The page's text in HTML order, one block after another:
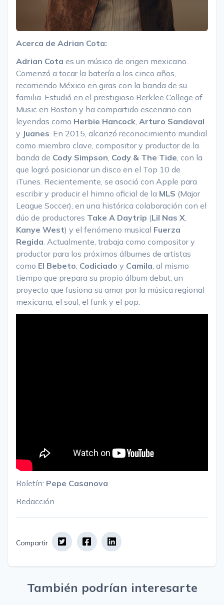
Acerca de Adrian Cota:
Adrian Cota es un músico de origen mexicano.
Comenzó a tocar la batería a los cinco años,
recorriendo México en giras con la banda de su
familia. Estudió en el prestigioso Berklee College of
Music en Boston y ha compartido escenario con
leyendas como Herbie Hancock Arturo Sandoval
y Juanes . En 2015, alcanzó reconocimiento mundial
como miembro clave, compositor y productor de la
banda de Cody Simpson Cody & The Tide , con la
que logró posicionar un disco en el Top 10 de
iTunes. Recientemente, se asoció con Apple para
escribir y producir el himno oficial de la MLS (Major
League Soccer), en una histórica colaboración con el
dúo de productores Take A Daytrip (Lil Nas X
Kanye West) y el fenómeno musical Fuerza
Regida . Actualmente, trabaja como compositor y
productor para los próximos álbumes de artistas
como El Bebeto Codiciado y Camila , al mismo
tiempo que prepara su propio álbum debut, un
proyecto que fusiona su amor por la música regional
mexicana, el soul, el funk y el pop.
Boletín: Pepe Casanova
Redacción
Compartir
También podrían interesarte